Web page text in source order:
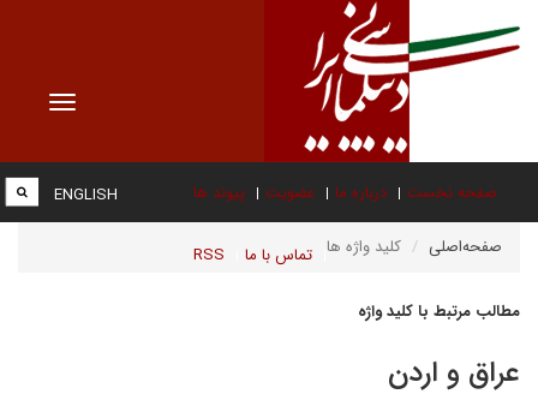
Toggle
صفحه نخست درباره ما عضویت پیوند ها
تماس با ما RSS
ENGLISH
صفحه‌اصلی کلید واژه ها
مطالب مرتبط با کلید واژه
عراق و اردن